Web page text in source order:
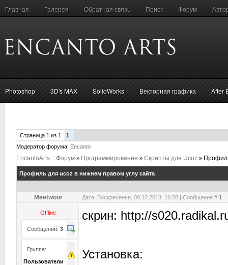
Главная Галерея Обратная связь Поиск Форум
Photoshop 3D's MAX SolidWorks Векторная графика After
Страница 1 из 1
1
Модератор форума: Encanto
EncantoArts :: Форум » Программирование » Скрипты для Ucoz »
Профиль для ucoz в нижнем правом углу сайта
Meetwoor Дата: Воскресенье, 08.12.2013, 16:28 | Сообщение # 1
Offline
Сообщений: 3
Группа:
Пользователи
скрин: http://
Установка: